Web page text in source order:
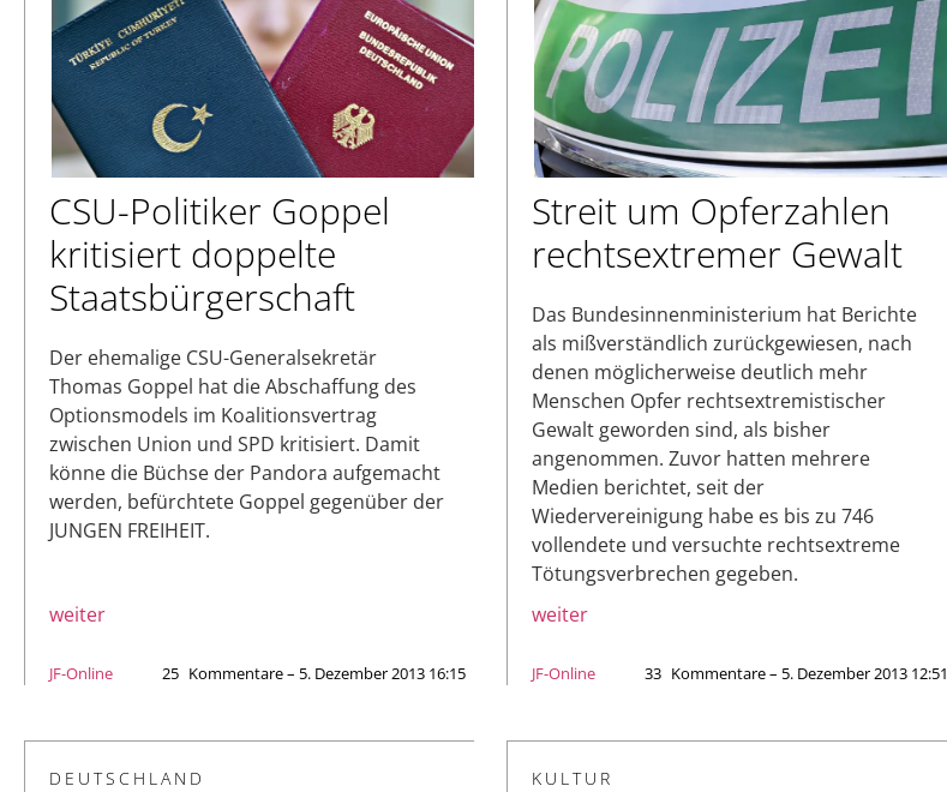
CSU-Politiker Goppel
kritisiert doppelte
Staatsbürgerschaft
Der ehemalige CSU-Generalsekretär
Thomas Goppel hat die Abschaffung des
Optionsmodels im Koalitionsvertrag
zwischen Union und SPD kritisiert. Damit
könne die Büchse der Pandora aufgemacht
werden, befürchtete Goppel gegenüber der
JUNGEN FREIHEIT.
weiter
JF-Online 25 Kommentare – 5. Dezember 2013 16:15
Streit um Opferzahlen
rechtsextremer Gewalt
Das Bundesinnenministerium hat Berichte
als mißverständlich zurückgewiesen, nach
denen möglicherweise deutlich mehr
Menschen Opfer rechtsextremistischer
Gewalt geworden sind, als bisher
angenommen. Zuvor hatten mehrere
Medien berichtet, seit der
Wiedervereinigung habe es bis zu 746
vollendete und versuchte rechtsextreme
Tötungsverbrechen gegeben.
weiter
JF-Online 33 Kommentare – 5. Dezember 2013 12:51
DEUTSCHLAND KULTUR